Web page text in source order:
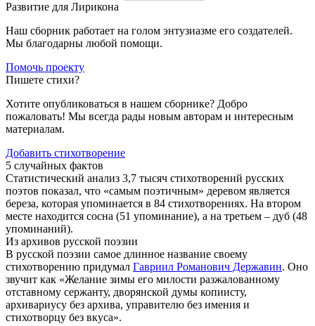
Развитие для Лирикона
Наш сборник работает на голом энтузиазме его создателей.
Мы благодарны любой помощи.
Помочь проекту
Пишете стихи?
Хотите опубликоваться в нашем сборнике? Добро
пожаловать! Мы всегда рады новым авторам и интересным
материалам.
Добавить стихотворение
5 случайных фактов
Статистический анализ 3,7 тысяч стихотворений русских
поэтов показал, что «самым поэтичным» деревом является
береза, которая упоминается в 84 стихотворениях. На втором
месте находится сосна (51 упоминание), а на третьем – дуб (48
упоминаний).
Из архивов русской поэзии
В русской поэзии самое длинное название своему
стихотворению придумал Гавриил Романович Державин. Оно
звучит как «Желание зимы его милости разжалованному
отставному сержанту, дворянской думы копиисту,
архивариусу без архива, управителю без имения и
стихотворцу без вкуса».